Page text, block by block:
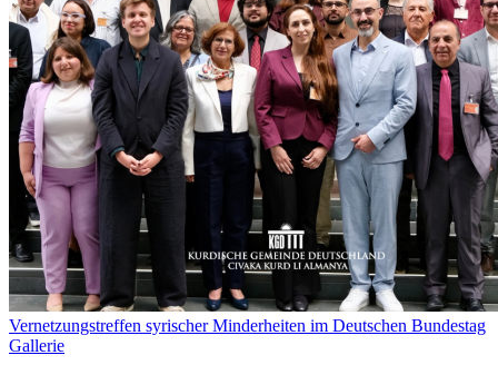
Vernetzungstreffen syrischer Minderheiten im Deutschen Bundestag
Gallerie